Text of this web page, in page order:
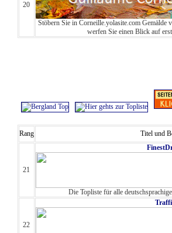
20
Stöbern Sie in Corneille.yolasite.com Gemälde
werfen Sie einen Blick auf
Rang Titel und
21
Die Topliste für alle
22